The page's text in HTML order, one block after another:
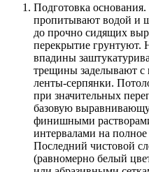
Подготовка
пропитывают водой и
до прочно сидящих
перекрытие грунтуют.
впадины
трещины заделывают
ленты-серпянки.
при значительных
базовую
финишными
интервалами на
Последний чистовой
(равномерно белый